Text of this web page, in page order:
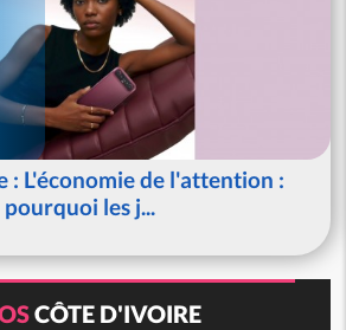
: L'économie de l'attention :
pourquoi les j...
CÔTE D'IVOIRE